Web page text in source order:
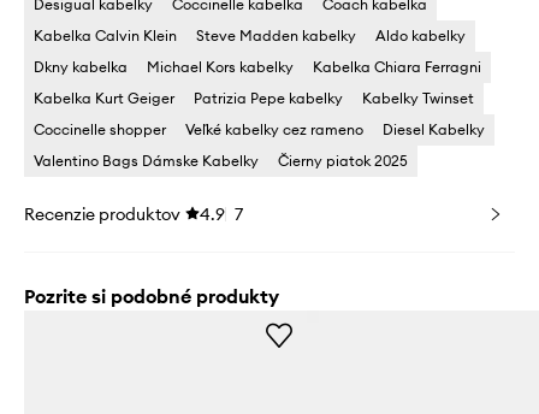
Desigual kabelky
Coccinelle kabelka
Coach kabelka
Kabelka Calvin Klein
Steve Madden kabelky
Aldo kabelky
Dkny kabelka
Michael Kors kabelky
Kabelka Chiara Ferragni
Kabelka Kurt Geiger
Patrizia Pepe kabelky
Kabelky Twinset
Coccinelle shopper
Veľké kabelky cez rameno
Diesel Kabelky
Valentino Bags Dámske Kabelky
Čierny piatok 2025
Recenzie produktov 4.9 7
Pozrite si podobné produkty